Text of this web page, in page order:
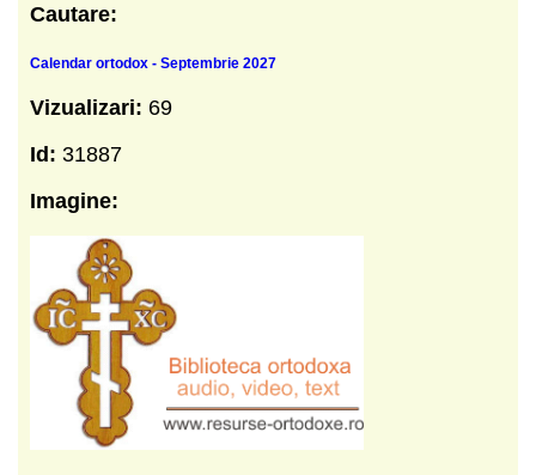
Cautare:
Calendar ortodox - Septembrie 2027
Vizualizari: 69
Id: 31887
Imagine: